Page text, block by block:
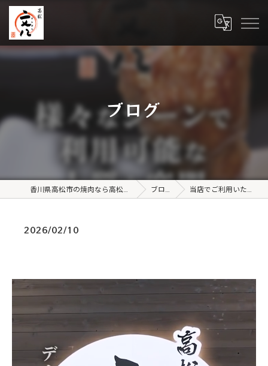
ブログ
香川県高松市の焼肉なら高松文八 ブログ 当店でご利用いただ…
2026/02/10